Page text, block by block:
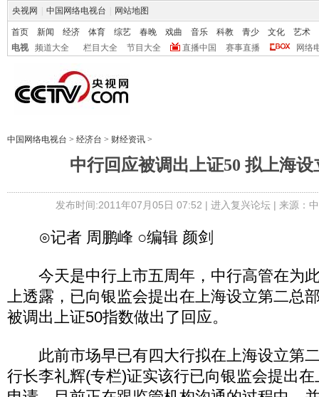
央视网 中国网络电视台 网站地图
首页 新闻 经济 体育 综艺 春晚 戏曲 音乐 科教 青少 文化
艺术
电视
频道大全 栏目大全 节目大全 直播中国 赛事直播 网络
中国网络电视台 > 经济台 > 财经资讯 >
中行回应被调出上证50 拟上海设
发布时间:2011年07月05日 07:52 | 进入复兴论坛 | 来源：
⊙记者 周鹏峰 ○编辑 颜剑
今天是中行上市五周年，中行高管在为
上透露，已向银监会提出在上海设立第二总
被调出上证50指数做出了回应。
此前市场早已有四大行拟在上海设立第
行长李礼辉(专栏)证实该行已向银监会提出